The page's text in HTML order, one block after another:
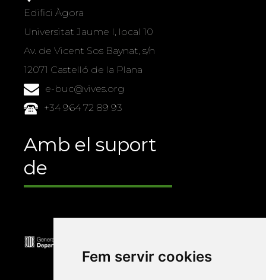
Fem servir cookies
Edifici Àgora
Universitat Jaume I, local 10
Av. de Vicent Sos Baynat, s/n
12071 Castelló de la Plana
e-buc@vives.org
+34 964 72 89 93
Amb el suport
de